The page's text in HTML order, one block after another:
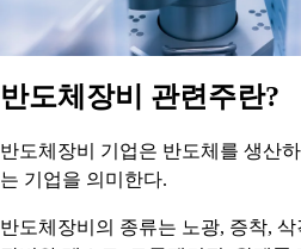
반도체장비 관련주란?
반도체장비 기업은 반도체를 생산
는 기업을 의미한다.
반도체장비의 종류는 노광, 증착,